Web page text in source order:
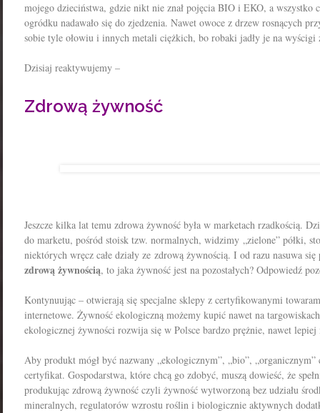
mojego dzieciństwa, gdzie nikt nie znał pojęcia BIO i EKO, a wszystko
ogródku nadawało się do zjedzenia. Nawet owoce z drzew rosnących
sobie tyle ołowiu i innych metali ciężkich, bo robaki jadły je na
Dzisiaj reaktywujemy –
Zdrową żywność
Jeszcze kilka lat temu zdrowa żywność była w marketach rzadkością.
do marketu, pośród stoisk tzw. normalnych, widzimy „zielone” półki,
niektórych wręcz całe działy ze zdrową żywnością. I od razu nasuwa
zdrową żywnością, to jaka żywność jest na pozostałych? Odpowiedź
Kontynuując – otwierają się specjalne sklepy z certyfikowanymi
internetowe. Żywność ekologiczną możemy kupić nawet na
ekologicznej żywności rozwija się w Polsce bardzo prężnie, nawet
Aby produkt mógł być nazwany „ekologicznym”, „bio”, „organicznym”
certyfikat. Gospodarstwa, które chcą go zdobyć, muszą dowieść, że
produkując zdrową żywność czyli żywność wytworzoną bez udziału
mineralnych, regulatorów wzrostu roślin i biologicznie aktywnych